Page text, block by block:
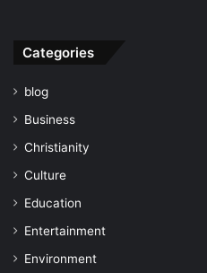
Categories
blog
Business
Christianity
Culture
Education
Entertainment
Environment